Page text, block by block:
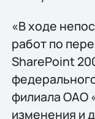
«В ходе
работ по
SharePoint
филиала ОАО
изменения и